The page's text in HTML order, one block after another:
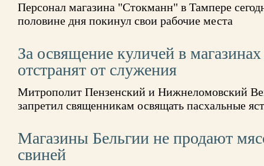
Персонал магазина "Стокманн" в Тампере
половине дня покинул свои рабочие места
За освящение куличей в
отстранят от служения
Митрополит Пензенский и Нижнеломовский
запретил священникам освящать пасхальные
Магазины Бельгии не продают
свиней